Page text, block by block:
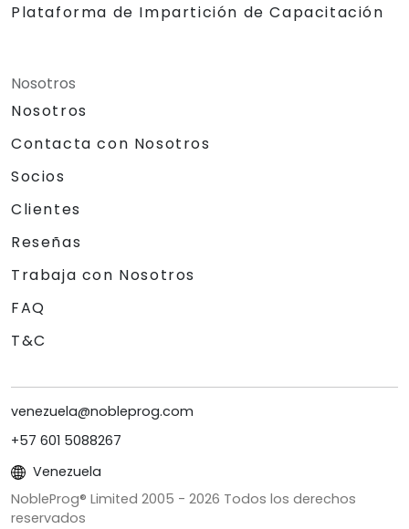
Plataforma de Impartición de Capacitación
Nosotros
Nosotros
Contacta con Nosotros
Socios
Clientes
Reseñas
Trabaja con Nosotros
FAQ
T&C
venezuela@nobleprog.com
+57 601 5088267
Venezuela
NobleProg® Limited 2005 - 2026 Todos los derechos
reservados